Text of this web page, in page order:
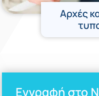
Αρχές
Εγγραφή στο